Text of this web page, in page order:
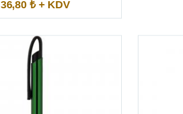
36,80 ₺ + KDV